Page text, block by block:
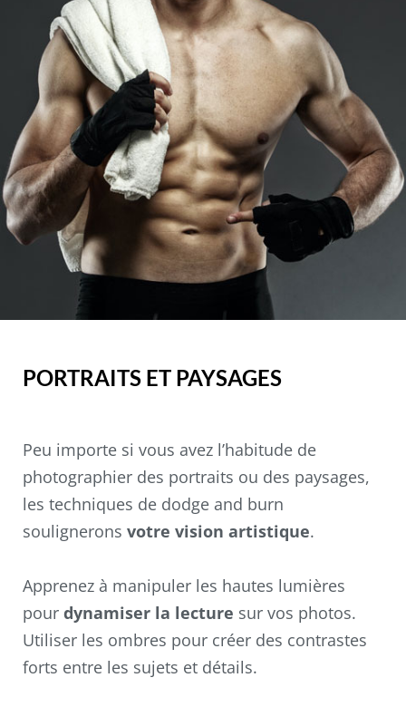
PORTRAITS ET PAYSAGES
Peu importe si vous avez l’habitude de
photographier des portraits ou des paysages,
les techniques de dodge and burn
soulignerons votre vision artistique.
Apprenez à manipuler les hautes lumières
pour dynamiser la lecture sur vos photos.
Utiliser les ombres pour créer des contrastes
forts entre les sujets et détails.